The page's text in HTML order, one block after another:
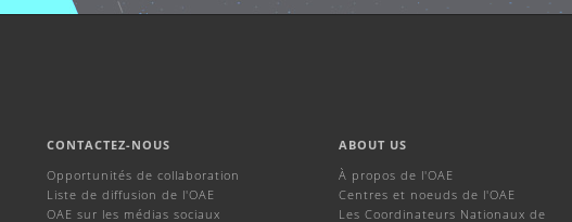
CONTACTEZ-NOUS
Opportunités de collaboration
Liste de diffusion de l'OAE
OAE sur les médias sociaux
ABOUT US
À propos de l'OAE
Centres et noeuds de l'OAE
Les Coordinateurs Nationaux de